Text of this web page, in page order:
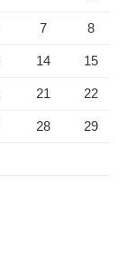
7 8
14 15
21 22
28 29